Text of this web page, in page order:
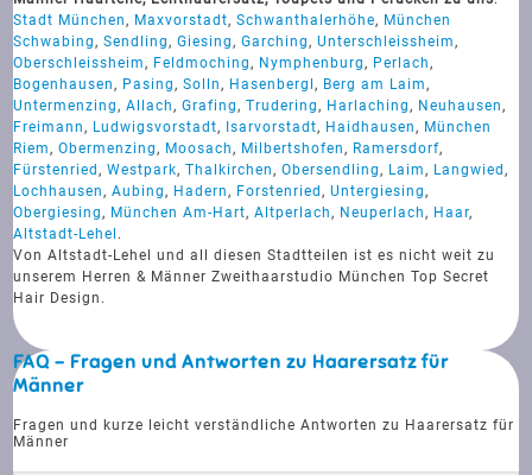
Stadt München, Maxvorstadt,Schwanthalerhöhe, München
Schwabing,Sendling,Giesing,Garching,Unterschleissheim,
Oberschleissheim, Feldmoching, Nymphenburg, Perlach,
Bogenhausen, Pasing,Solln, Hasenbergl, Berg am Laim,
Untermenzing,Allach,Grafing,Trudering, Harlaching, Neuhausen,
Freimann, Ludwigsvorstadt, Isarvorstadt, Haidhausen, München
Riem,Obermenzing, Moosach, Milbertshofen, Ramersdorf,
Fürstenried,Westpark,Thalkirchen,Obersendling, Laim, Langwied,
Lochhausen,Aubing, Hadern, Forstenried,Untergiesing,
Obergiesing, München Am-Hart,Altperlach, Neuperlach, Haar,
Altstadt-Lehel .
Von Altstadt-Lehel und all diesen Stadtteilen ist es nicht weit zu
unserem Herren & Männer Zweithaarstudio München Top Secret
Hair Design.
FAQ - Fragen und Antworten zu Haarersatz für
Männer
Fragen und kurze leicht verständliche Antworten zu Haarersatz für
Männer